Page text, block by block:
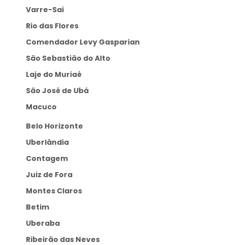
Varre-Sai
Rio das Flores
Comendador Levy Gasparian
São Sebastião do Alto
Laje do Muriaé
São José de Ubá
Macuco
Belo Horizonte
Uberlândia
Contagem
Juiz de Fora
Montes Claros
Betim
Uberaba
Ribeirão das Neves